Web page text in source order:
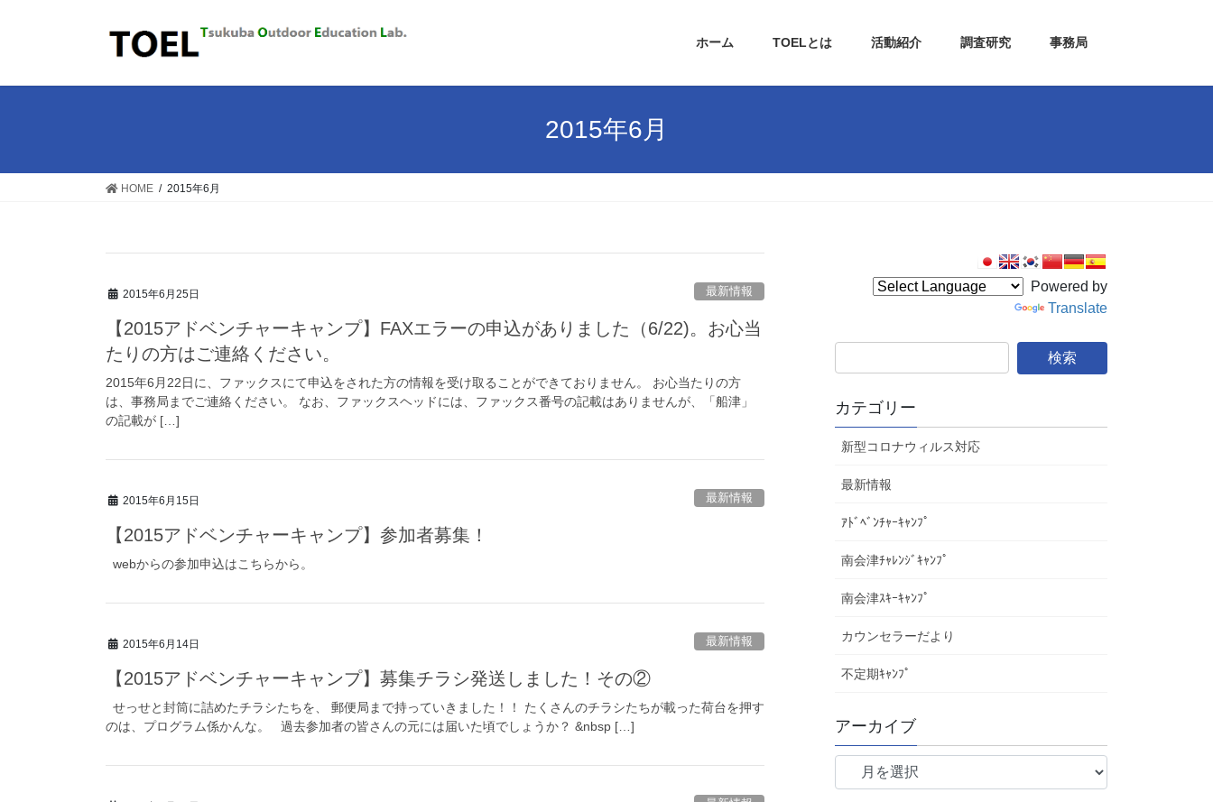
ホーム TOELとは 活動紹介 調査研究 事務局
2015年6月
HOME 2015年6月
2015年6月25日 最新情報
【2015アドベンチャーキャンプ】FAXエラーの申込がありました（6/22)。お心当
たりの方はご連絡ください。
2015年6月22日に、ファックスにて申込をされた方の情報を受け取ることができておりません。 お心当たりの方
は、事務局までご連絡ください。 なお、ファックスヘッドには、ファックス番号の記載はありませんが、「船津」
の記載が […]
2015年6月15日 最新情報
【2015アドベンチャーキャンプ】参加者募集！
webからの参加申込はこちらから。
2015年6月14日 最新情報
【2015アドベンチャーキャンプ】募集チラシ発送しました！その②
せっせと封筒に詰めたチラシたちを、 郵便局まで持っていきました！！ たくさんのチラシたちが載った荷台を押す
のは、プログラム係かんな。 過去参加者の皆さんの元には届いた頃でしょうか？ &nbsp […]
Powered by
Translate
カテゴリー
新型コロナウィルス対応
最新情報
ｱﾄﾞﾍﾞﾝﾁｬｰｷｬﾝﾌﾟ
南会津ﾁｬﾚﾝｼﾞｷｬﾝﾌﾟ
南会津ｽｷｰｷｬﾝﾌﾟ
カウンセラーだより
不定期ｷｬﾝﾌﾟ
アーカイブ
ア